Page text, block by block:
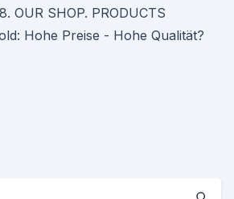
OUR SHOP. PRODUCTS
Hohe Preise - Hohe Qualität?